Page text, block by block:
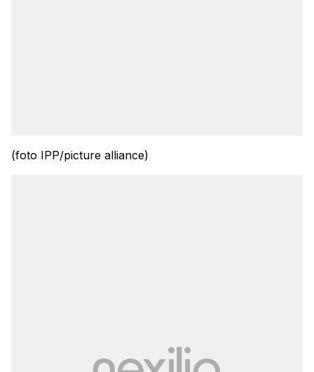
(foto IPP/picture alliance)